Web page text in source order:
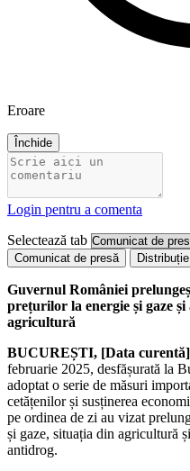
Eroare
Închide
Login pentru a comenta
Selectează tab
Comunicat de presă Distribuție
Guvernul României
prețurilor la energie și gaze
agricultură
BUCUREȘTI, [Data curentă]
februarie 2025, desfășurată la
adoptat o serie de măsuri
cetățenilor și susținerea
pe ordinea de zi au vizat
și gaze, situația din agricultură
antidrog.